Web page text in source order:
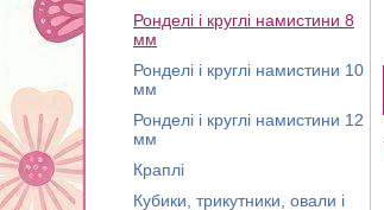
Ронделі і круглі намистини 8
мм
Ронделі і круглі намистини 10
мм
Ронделі і круглі намистини 12
мм
Краплі
Кубики, трикутники, овали і